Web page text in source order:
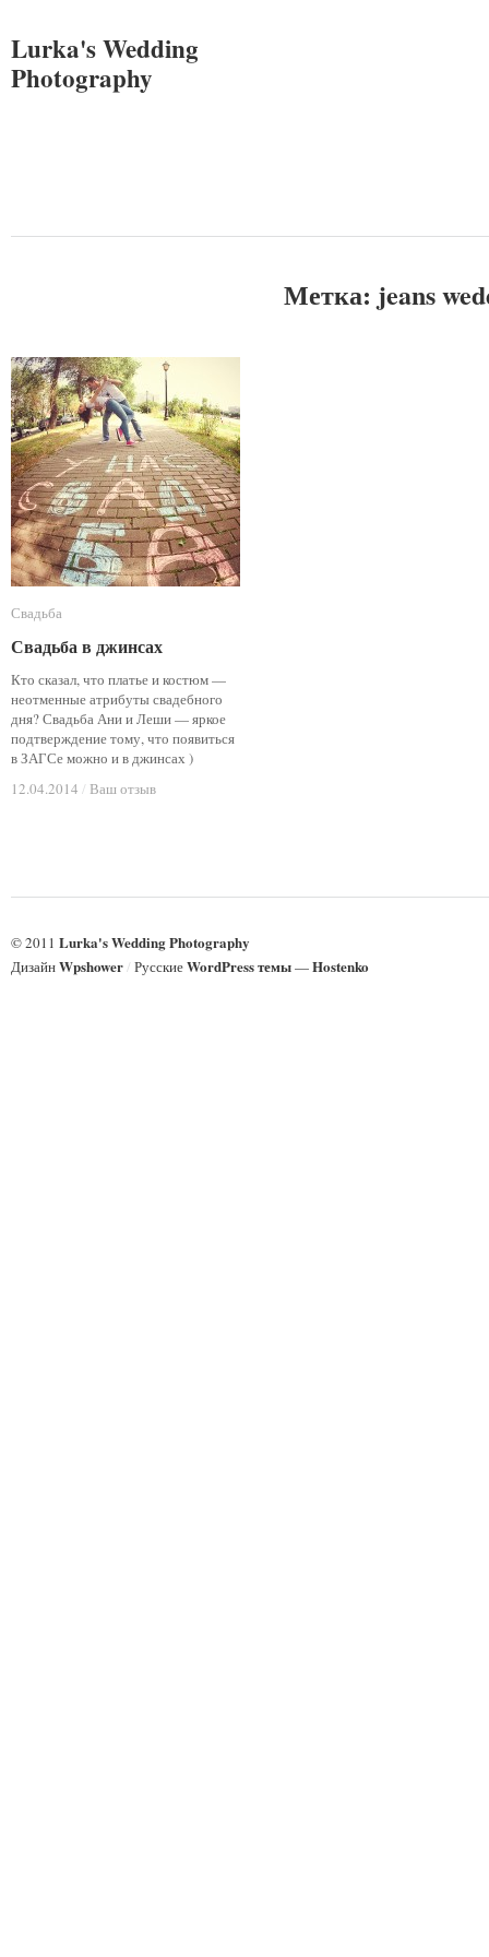
Lurka's Wedding
Photography
Метка: jeans
Свадьба
Свадьба в джинсах
Кто сказал, что платье и костюм —
неотменные атрибуты свадебного
дня? Свадьба Ани и Леши — яркое
подтверждение тому, что появиться
в ЗАГСе можно и в джинсах )
12.04.2014 / Ваш отзыв
Свадьба
Свадьба в джинсах
12.04.2014 / Ваш отзыв
© 2011 Lurka's Wedding Photography
ДизайнWpshower/ РусскиеWordPress темы—Hostenko